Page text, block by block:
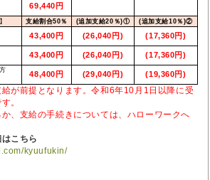
69,440円
支給割合50％ (追加支給20％)① (追加支給10％)②
43,400円 (26,040円) (17,360円)
43,400円 (26,040円) (17,360円)
48,400円 (29,040円) (19,360円)
前提となります。令和6年10月1日以降に受
。
、支給の手続きについては、ハローワークへ
こちら
kyuufukin/